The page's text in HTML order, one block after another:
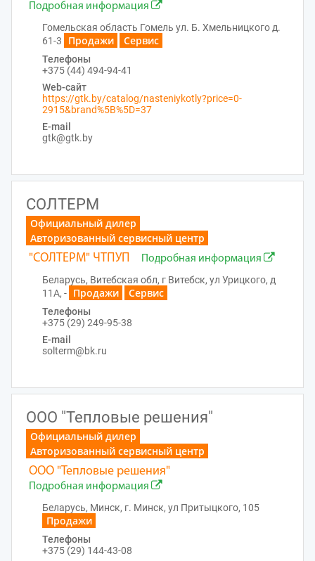
Подробная информация
Гомельская область Гомель ул. Б. Хмельницкого д.
61-3
Продажи Сервис
Телефоны
+375 (44) 494-94-41
Web-сайт
https://gtk.by/catalog/nasteniykotly?price=0-
2915&brand%5B%5D=37
E-mail
gtk@gtk.by
СОЛТЕРМ
Официальный дилер
Авторизованный сервисный центр
"СОЛТЕРМ" ЧТПУП
Подробная информация
Беларусь, Витебская обл, г Витебск, ул Урицкого, д
11А, -
Продажи Сервис
Телефоны
+375 (29) 249-95-38
E-mail
solterm@bk.ru
ООО "Тепловые решения"
Официальный дилер
Авторизованный сервисный центр
ООО "Тепловые решения"
Подробная информация
Беларусь, Минск, г. Минск, ул Притыцкого, 105
Продажи
Телефоны
+375 (29) 144-43-08